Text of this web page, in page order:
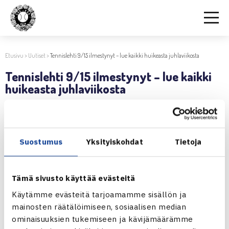
Suostumus Yksityiskohdat Tietoja
Tämä sivusto käyttää evästeitä
Käytämme evästeitä tarjoamamme sisällön ja
mainosten räätälöimiseen, sosiaalisen median
ominaisuuksien tukemiseen ja kävijämäärämme
Etusivu > Uutiset>Tennislehti 9/15 ilmestynyt – lue kaikki huikeasta juhlaviikosta
Tennislehti 9/15 ilmestynyt – lue kaikki
huikeasta juhlaviikosta
Jaa:
← Edellinen
Seuraava uutinen: Kilpailutoiminnan
ajankohtaista infoa… →